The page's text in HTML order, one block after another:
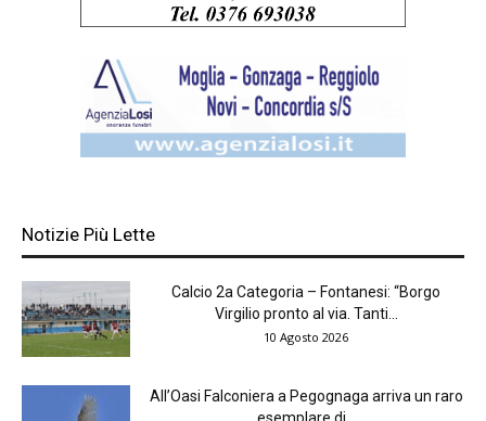
Notizie Più Lette
Calcio 2a Categoria – Fontanesi: “Borgo
Virgilio pronto al via. Tanti...
10 Agosto 2026
All’Oasi Falconiera a Pegognaga arriva un raro
esemplare di...